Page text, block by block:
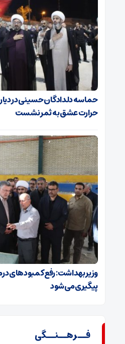
حماسه دلدادگان حسینی در دیار
حرارت عشق به ثمر نشست
وزیر بهداشت: رفع کمبودهای
پیگیری می‌شود
فــرهــنــگی